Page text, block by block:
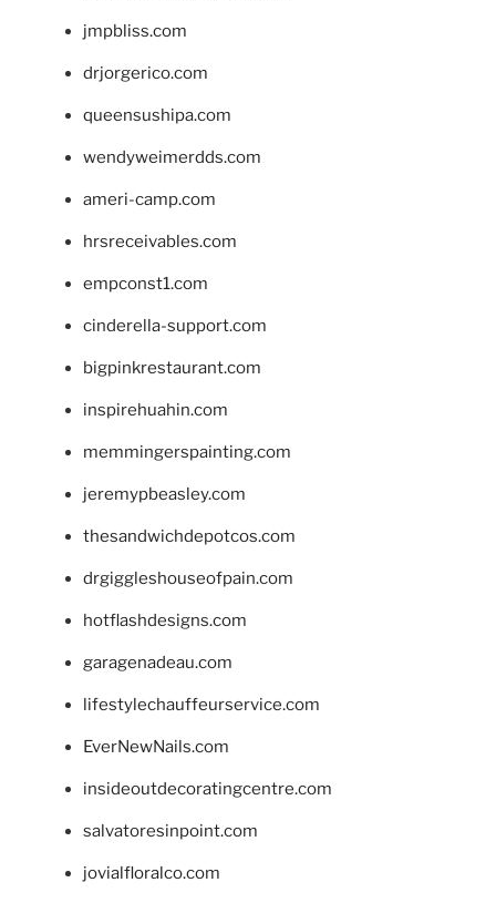
jmpbliss.com
drjorgerico.com
queensushipa.com
wendyweimerdds.com
ameri-camp.com
hrsreceivables.com
empconst1.com
cinderella-support.com
bigpinkrestaurant.com
inspirehuahin.com
memmingerspainting.com
jeremypbeasley.com
thesandwichdepotcos.com
drgiggleshouseofpain.com
hotflashdesigns.com
garagenadeau.com
lifestylechauffeurservice.com
EverNewNails.com
insideoutdecoratingcentre.com
salvatoresinpoint.com
jovialfloralco.com